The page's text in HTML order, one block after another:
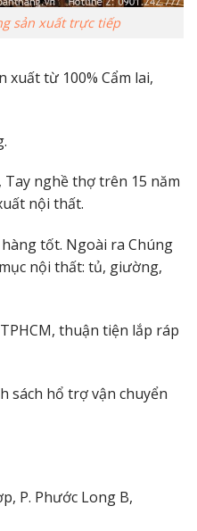
sản xuất trực tiếp
xuất từ 100% Cẩm lai,
nghề thợ trên 15 năm
nội thất.
tốt. Ngoài ra Chúng
nội thất: tủ, giường,
thuận tiện lắp ráp
sách hổ trợ vận chuyển
P. Phước Long B,